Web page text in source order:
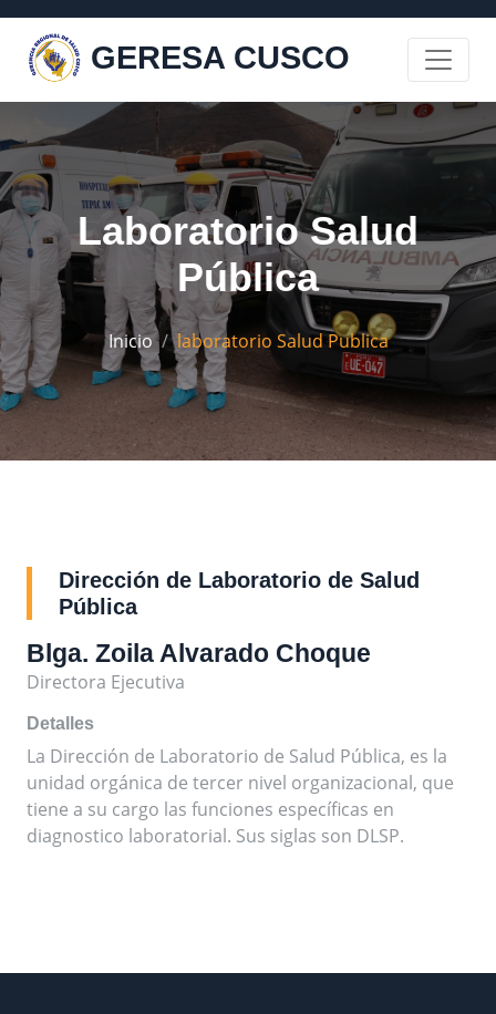
GERESA CUSCO
Laboratorio Salud
Pública
Inicio laboratorio Salud Publica
Dirección de Laboratorio de Salud
Pública
Blga. Zoila Alvarado Choque
Directora Ejecutiva
Detalles
La Dirección de Laboratorio de Salud Pública, es la
unidad orgánica de tercer nivel organizacional, que
tiene a su cargo las funciones específicas en
diagnostico laboratorial. Sus siglas son DLSP.